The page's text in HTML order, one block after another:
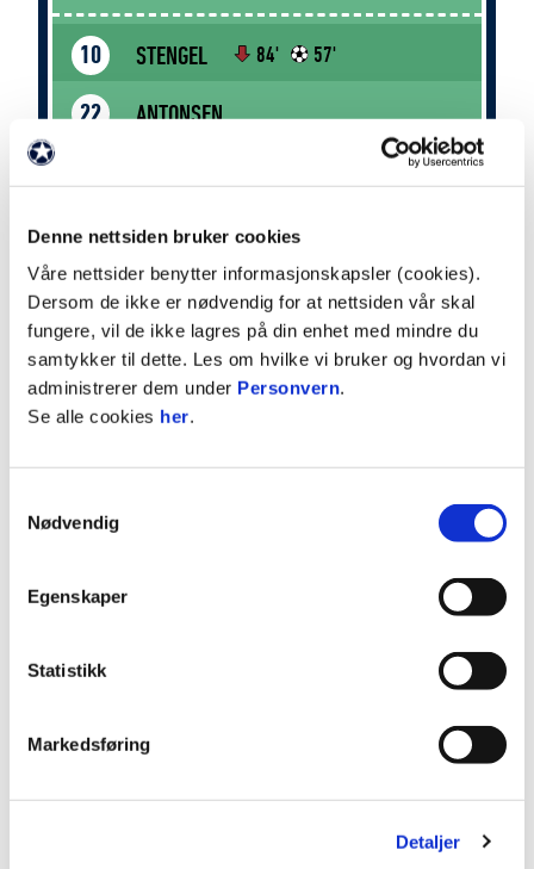
Denne nettsiden bruker cookies
Våre nettsider benytter informasjonskapsler (cookies).
Dersom de ikke er nødvendig for at nettsiden vår skal
fungere, vil de ikke lagres på din enhet med mindre du
samtykker til dette. Les om hvilke vi bruker og hvordan vi
administrerer dem under Personvern.
Se alle cookies her.
Nødvendig
Egenskaper
Statistikk
Markedsføring
Detaljer
10 STENGEL 84' 57'
22 ANTONSEN
77 MEHNERT
11 PINGEL
14
8